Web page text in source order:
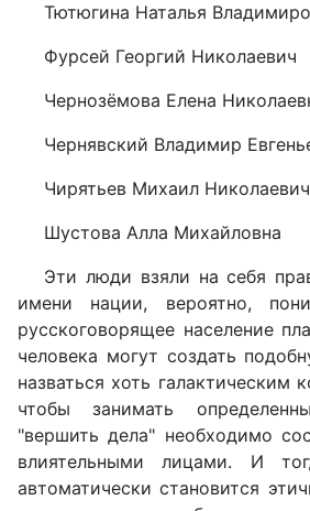
Тютюгина Наталья
Фурсей Георгий Николаевич
Чернозёмова Елена
Чернявский Владимир
Чирятьев Михаил Николаевич
Шустова Алла Михайловна
Эти люди взяли на себя
имени нации, вероятно,
русскоговорящее население
человека могут создать
назваться хоть галактическим
чтобы занимать
"вершить дела" необходимо
влиятельными лицами. И
автоматически становится